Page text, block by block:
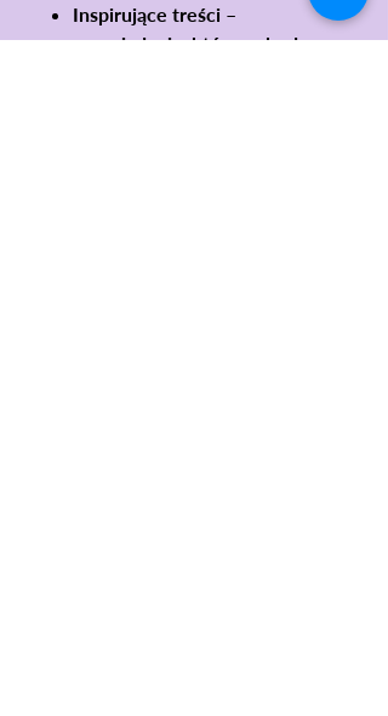
Inspirujące treści –
opowiadania, które pobudzą